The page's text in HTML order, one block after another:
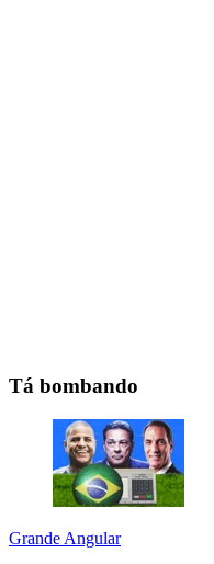
Tá bombando
Grande Angular